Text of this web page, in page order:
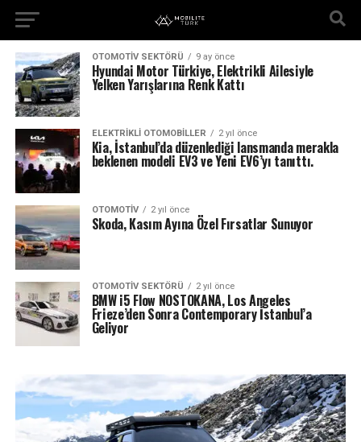
OTOMOTIV SEKTÖRÜ 9 ay önce
Hyundai Motor Türkiye, Elektrikli Ailesiyle
Yelken Yarışlarına Renk Kattı
ELEKTRIKLI OTOMOBILLER 2 yıl önce
Kia, İstanbul’da düzenlediği lansmanda merakla
beklenen modeli EV3 ve Yeni EV6’yı tanıttı.
OTOMOTIV 2 yıl önce
Skoda, Kasım Ayına Özel Fırsatlar Sunuyor
OTOMOTIV SEKTÖRÜ 2 yıl önce
BMW i5 Flow NOSTOKANA, Los Angeles
Frieze’den Sonra Contemporary İstanbul’a
Geliyor